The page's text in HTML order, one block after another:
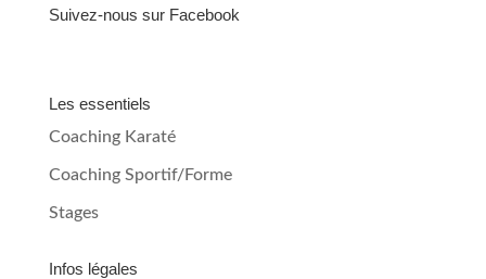
Suivez-nous sur Facebook
Les essentiels
Coaching Karaté
Coaching Sportif/Forme
Stages
Infos légales